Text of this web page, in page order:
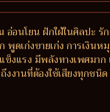
อนโยน ฝักใฝ่ในศิลปะ รั
พูดเก่งขายเก่ง การเงิน
งแรง มีพลังทางเพศมาก
งานที่ต้องใช้เสียงทุกชนิ